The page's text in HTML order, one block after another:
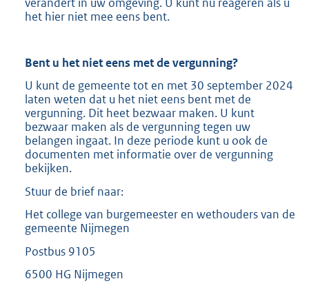
het hier niet mee eens bent.
Bent u het niet eens met de vergunning?
U kunt de gemeente tot en met 30 september 2024
laten weten dat u het niet eens bent met de
vergunning. Dit heet bezwaar maken. U kunt
bezwaar maken als de vergunning tegen uw
belangen ingaat. In deze periode kunt u ook de
documenten met informatie over de vergunning
bekijken.
Stuur de brief naar:
Het college van burgemeester en wethouders van de
gemeente Nijmegen
Postbus 9105
6500 HG Nijmegen